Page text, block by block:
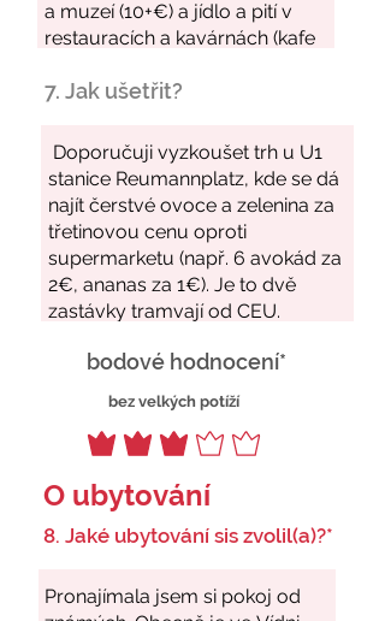
7. Jak ušetřit?
bodové hodnocení*
bez velkých potíží
O ubytování
8. Jaké ubytování sis zvolil(a)?*